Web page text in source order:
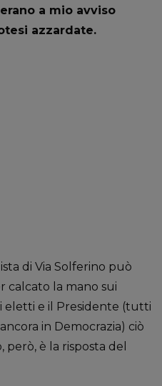
a mio avviso
azzardate.
di Via Solferino può
calcato la mano sui
eletti e il Presidente (tutti
in Democrazia) ciò
è la risposta del